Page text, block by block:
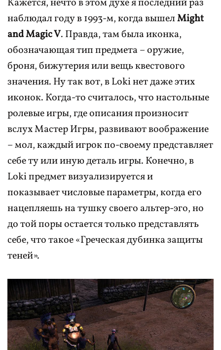
Кажется, нечто в этом духе я последний раз
наблюдал году в 1993-м, когда вышелMight
and Magic V. Правда, там была иконка,
обозначающая тип предмета – оружие,
броня, бижутерия или вещь квестового
значения. Ну так вот, в Loki нет даже этих
иконок. Когда-то считалось, что настольные
ролевые игры, где описания произносит
вслух Мастер Игры, развивают воображение
– мол, каждый игрок по-своему представляет
себе ту или иную деталь игры. Конечно, в
Loki предмет визуализируется и
показывает числовые параметры, когда его
нацепляешь на тушку своего альтер-эго, но
до той поры остается только представлять
себе, что такое «Греческая дубинка защиты
теней».